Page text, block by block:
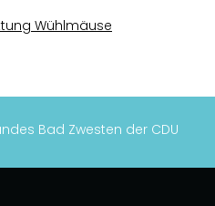
Wühlmäuse
Bad Zwesten der CDU